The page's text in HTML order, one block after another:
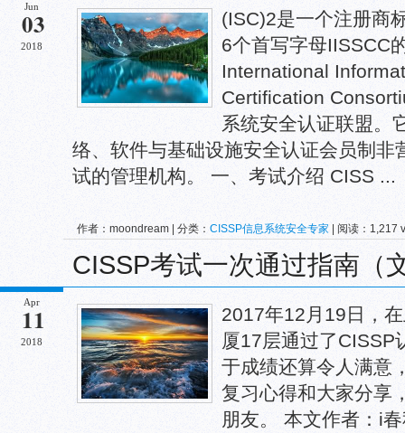
Jun
03
2018
(ISC)2是一个注册商
6个首写字母IISSCC
International
Certification
系统安全认证联盟。
络、软件与基础设施安全认证会员制非
试的管理机构。 一、考试介绍 CISS ...
作者：moondream | 分类： CISSP信息系统安全专家 | 阅读：1,217
CISSP考试一次通过指南（
Apr
11
2018
2017年12月19日，
厦17层通过了CISSP
于成绩还算令人满意
复习心得和大家分享
朋友。 本文作者：i